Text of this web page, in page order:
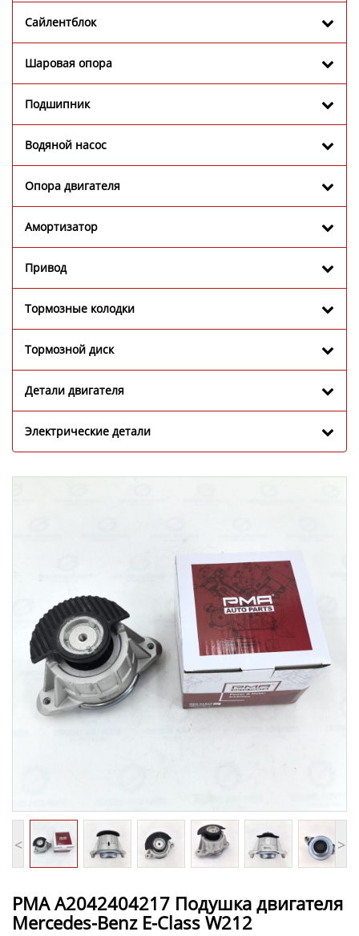
Сайлентблок
Шаровая опора
Подшипник
Водяной насос
Опора двигателя
Амортизатор
Привод
Тормозные колодки
Тормозной диск
Детали двигателя
Электрические детали
< >
PMA A2042404217 Подушка двигателя
Mercedes-Benz E-Class W212